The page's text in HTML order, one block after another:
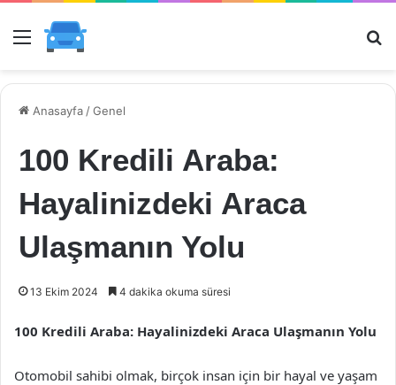
Menü
Anasayfa /Genel
100 Kredili Araba:
Hayalinizdeki Araca
Ulaşmanın Yolu
13 Ekim 2024 4 dakika okuma süresi
100 Kredili Araba: Hayalinizdeki Araca Ulaşmanın Yolu
Otomobil sahibi olmak, birçok insan için bir hayal ve yaşam